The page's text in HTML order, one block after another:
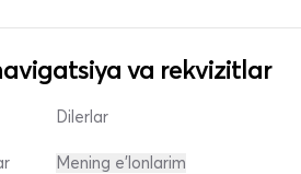
va rekvizitlar
Dilerlar
Mening e'lonlarim